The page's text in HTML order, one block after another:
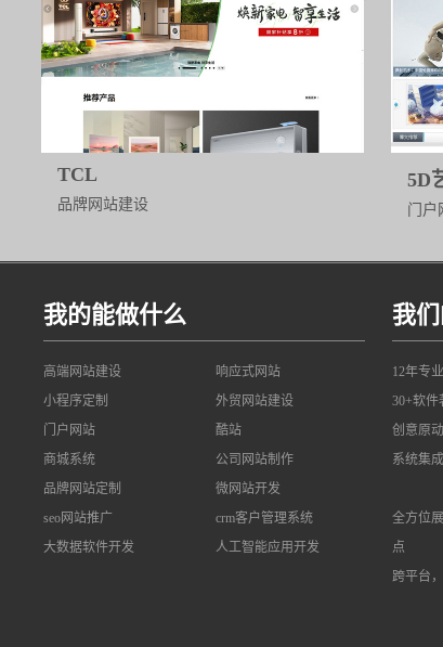
TCL
品牌网站建设
5D
门户
我的能做什么
高端网站建设
响应式网站
小程序定制
外贸网站建设
门户网站
酷站
商城系统
公司网站制作
品牌网站定制
微网站开发
seo网站推广
crm客户管理系统
大数据软件开发
人工智能应用开发
我
12年专
30+软件
创意原
系统集
全方位
点
跨平台